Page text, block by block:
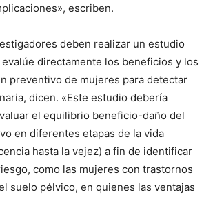
escriben.
deben realizar un estudio
directamente los beneficios y los
preventivo de mujeres para detectar
dicen. «Este estudio debería
el equilibrio beneficio-daño del
en diferentes etapas de la vida
hasta la vejez) a fin de identificar
como las mujeres con trastornos
suelo pélvico, en quienes las ventajas